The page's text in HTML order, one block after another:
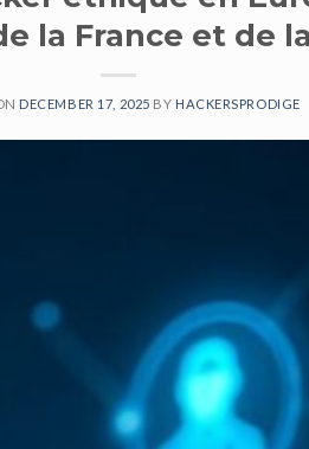
la France et de
DECEMBER 17, 2025 BY HACKERSPRODIGE